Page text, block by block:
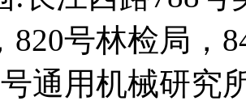
820号林检局，
通用机械研究